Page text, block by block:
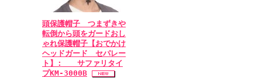
頭保護帽子 つまずきや
転倒から頭をガードおし
ゃれ保護帽子【おでかけ
ヘッドガード セパレー
ト】: サファリタイ
プKM-3000B